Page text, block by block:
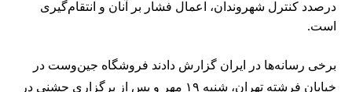
درصدد کنترل شهروندان، اعمال فشار بر آنان و انتقام‌گیری
است.
برخی رسانه‌ها در ایران گزارش دادند فروشگاه جین‌وست در
خیابان فرشته تهران، شنبه ۱۹ مهر و پس از برگزاری جشنی در